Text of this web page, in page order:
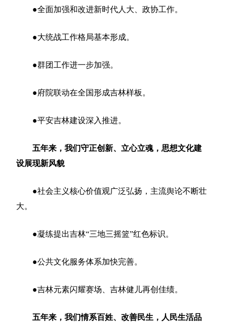
●全面加强和改进新时代人大、政协工作。
●大统战工作格局基本形成。
●群团工作进一步加强。
●府院联动在全国形成吉林样板。
●平安吉林建设深入推进。
五年来，我们守正创新、立心立魂，思想文化建
设展现新风貌
●社会主义核心价值观广泛弘扬，主流舆论不断壮
大。
●凝练提出吉林“三地三摇篮”红色标识。
●公共文化服务体系加快完善。
●吉林元素闪耀赛场、吉林健儿再创佳绩。
五年来，我们情系百姓、改善民生，人民生活品